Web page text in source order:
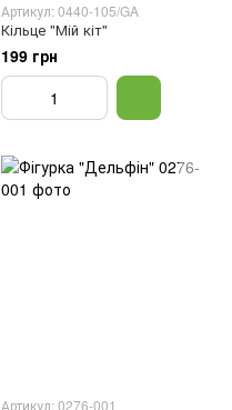
Артикул: 0440-105/GA
Кільце "Мій кіт"
199 грн
Артикул: 0276-001